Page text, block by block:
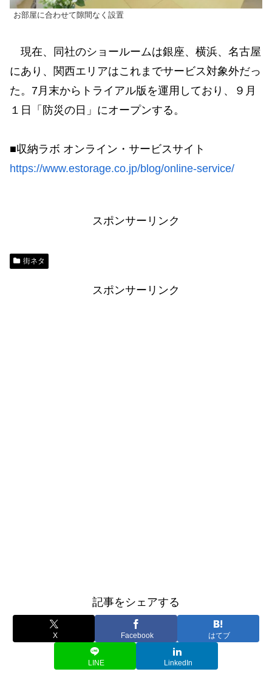
お部屋に合わせて隙間なく設置
現在、同社のショールームは銀座、横浜、名古屋
にあり、関西エリアはこれまでサービス対象外だっ
た。7月末からトライアル版を運用しており、９月
１日「防災の日」にオープンする。
■収納ラボ オンライン・サービスサイト
https://www.estorage.co.jp/blog/online-service/
スポンサーリンク
街ネタ
スポンサーリンク
記事をシェアする
X Facebook はてブ
LINE LinkedIn